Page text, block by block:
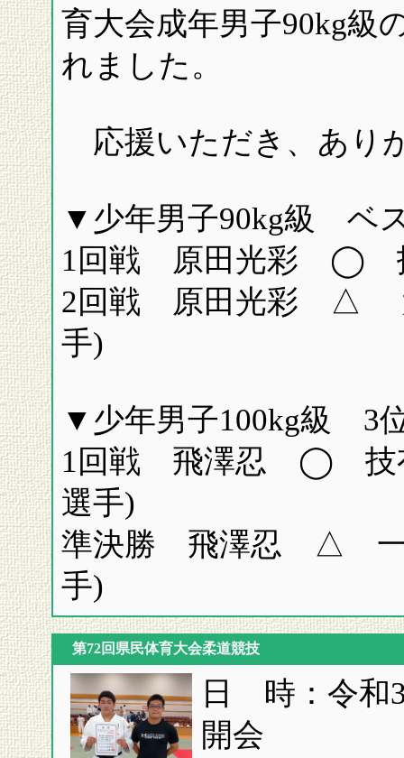
育大会成年男子90kg級
れました。
応援いただき、あり
▼少年男子90kg級 ベ
1回戦 原田光彩 ◯
2回戦 原田光彩 △
手)
▼少年男子100kg級 3
1回戦 飛澤忍 ◯ 技
選手)
準決勝 飛澤忍 △
手)
第72回県民体育大会柔道競技
日 時：令和
開会